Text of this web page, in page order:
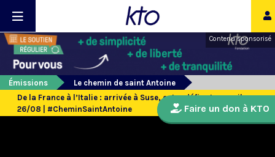
Contenu sponsorisé
Émissions
Le chemin de saint Antoine
De la France à l’Italie : arrivée à Suse, entre défis et accueil -
26/08 | #CheminSaintAntoine
Faire un don à KTO